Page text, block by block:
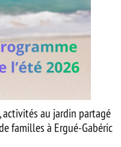
activités au jardin partagé
familles à Ergué-Gabéric